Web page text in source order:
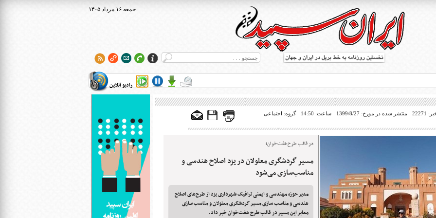
۱۴۰۵ جمعه ۱۶ مرداد
رادیو آنلاین
بریل در جهان
منتشر شده در مورخ: 1399/8/27 ساعت: 14:50 گروه: اجتماعی
در قالب طرح هفت‌خوان؛
مسیر گردشگری معلولان در یزد اصلاح هندسی و
مناسب‌سازی می‌شود
مدیر حوزه مهندسی و ایمنی ترافیک شهرداری یزد از طرح‌های اصلاح
هندسی و مناسب سازی مسیر گردشگری معلولان و مناسب سازی
معابر این مسیر در قالب طرح هفت‌خوان خبر داد.